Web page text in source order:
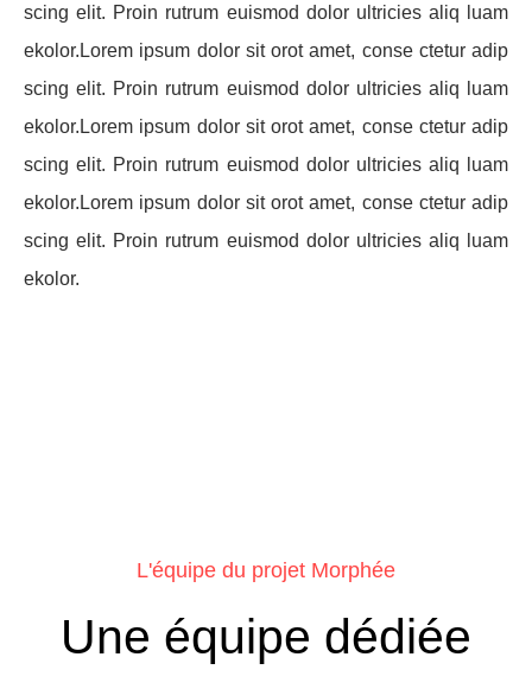
scing elit. Proin rutrum euismod dolor ultricies aliq luam
ekolor.Lorem ipsum dolor sit orot amet, conse ctetur adip
scing elit. Proin rutrum euismod dolor ultricies aliq luam
ekolor.Lorem ipsum dolor sit orot amet, conse ctetur adip
scing elit. Proin rutrum euismod dolor ultricies aliq luam
ekolor.Lorem ipsum dolor sit orot amet, conse ctetur adip
scing elit. Proin rutrum euismod dolor ultricies aliq luam
ekolor.
L'équipe du projet Morphée
Une équipe dédiée